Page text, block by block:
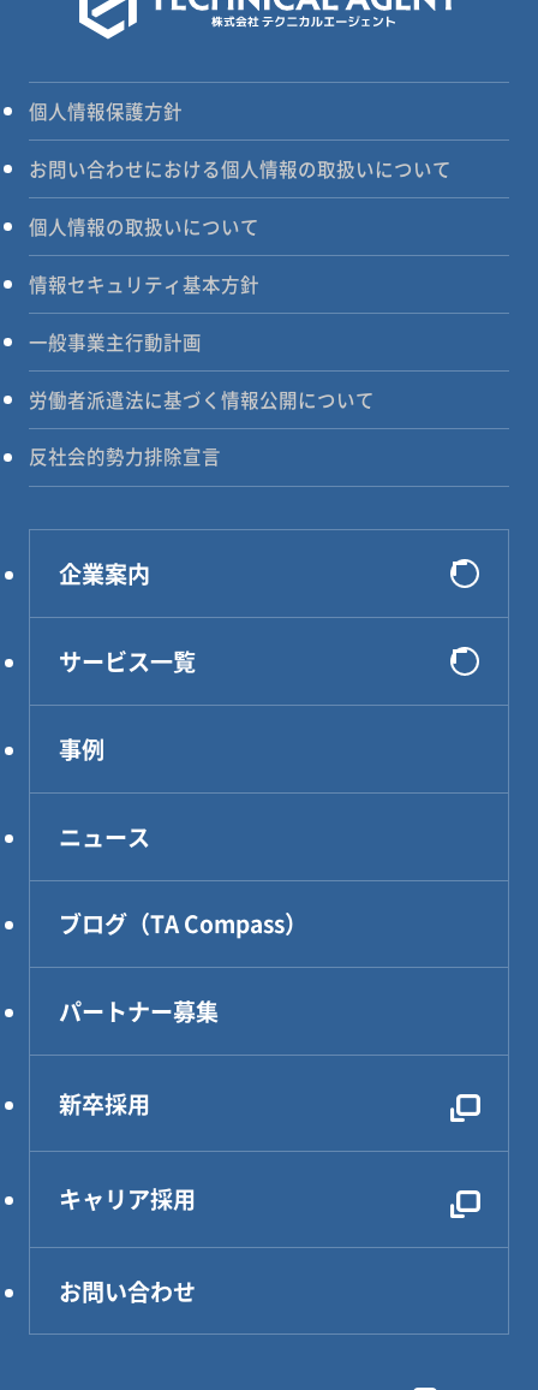
個人情報保護方針
お問い合わせにおける個人情報の取扱いについて
個人情報の取扱いについて
情報セキュリティ基本方針
一般事業主行動計画
労働者派遣法に基づく情報公開について
反社会的勢力排除宣言
企業案内
会社概要
選ばれる理由
企業理念
サービス一覧
システム開発
インフラ構築
DXソリューション
CAE解析・試験・評価
事例
ニュース
ブログ（TA Compass）
パートナー募集
新卒採用
キャリア採用
お問い合わせ